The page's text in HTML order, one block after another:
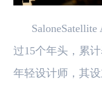
过15个年头，累
年轻设计师，其